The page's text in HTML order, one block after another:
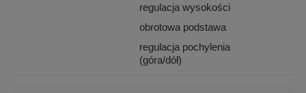
regulacja wysokości
obrotowa podstawa
regulacja pochylenia
(góra/dół)